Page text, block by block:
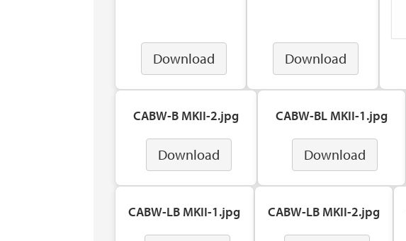
Download Download
CABW-B MKII-2.jpg
Download
CABW-BL MKII-1.jpg
Download
CABW-LB MKII-1.jpg CABW-LB MKII-2.jpg